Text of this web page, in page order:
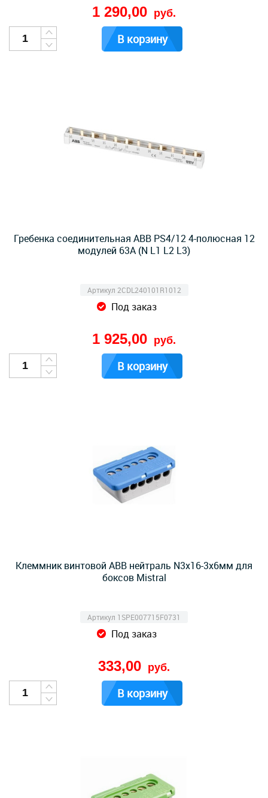
1 290,00 руб.
В корзину
Гребенка соединительная ABB PS4/12 4-полюсная 12
модулей 63А (N L1 L2 L3)
Артикул 2CDL240101R1012
Под заказ
1 925,00 руб.
В корзину
Клеммник винтовой ABB нейтраль N3x16-3х6мм для
боксов Mistral
Артикул 1SPE007715F0731
Под заказ
333,00 руб.
В корзину